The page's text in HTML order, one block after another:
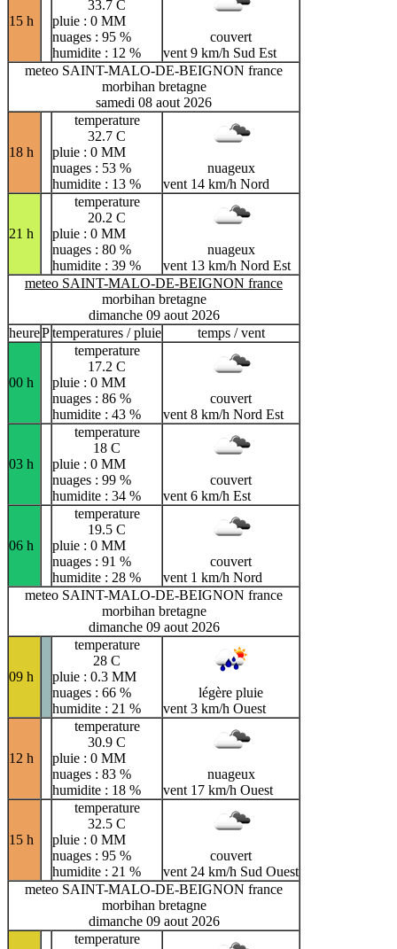
15 h
33.7 C
pluie : 0 MM
nuages : 95 %
humidite : 12 %
couvert
vent 9 km/h Sud Est
meteo SAINT-MALO-DE-BEIGNON france
morbihan bretagne
samedi 08 aout 2026
18 h
temperature
32.7 C
pluie : 0 MM
nuages : 53 %
humidite : 13 %
nuageux
vent 14 km/h Nord
21 h
temperature
20.2 C
pluie : 0 MM
nuages : 80 %
humidite : 39 %
nuageux
vent 13 km/h Nord Est
meteo SAINT-MALO-DE-BEIGNON france
morbihan bretagne
dimanche 09 aout 2026
heurePtemperatures / pluie temps / vent
00 h
temperature
17.2 C
pluie : 0 MM
nuages : 86 %
humidite : 43 %
couvert
vent 8 km/h Nord Est
03 h
temperature
18 C
pluie : 0 MM
nuages : 99 %
humidite : 34 %
couvert
vent 6 km/h Est
06 h
temperature
19.5 C
pluie : 0 MM
nuages : 91 %
humidite : 28 %
couvert
vent 1 km/h Nord
meteo SAINT-MALO-DE-BEIGNON france
morbihan bretagne
dimanche 09 aout 2026
09 h
temperature
28 C
pluie : 0.3 MM
nuages : 66 %
humidite : 21 %
légère pluie
vent 3 km/h Ouest
12 h
temperature
30.9 C
pluie : 0 MM
nuages : 83 %
humidite : 18 %
nuageux
vent 17 km/h Ouest
15 h
temperature
32.5 C
pluie : 0 MM
nuages : 95 %
humidite : 21 %
couvert
vent 24 km/h Sud Ouest
meteo SAINT-MALO-DE-BEIGNON france
morbihan bretagne
dimanche 09 aout 2026
temperature